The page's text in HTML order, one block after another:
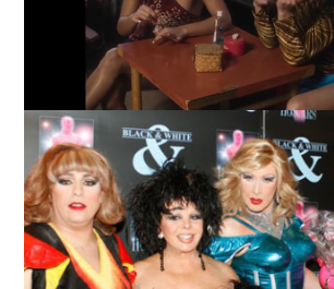
Unmute Loaded:
63.28%